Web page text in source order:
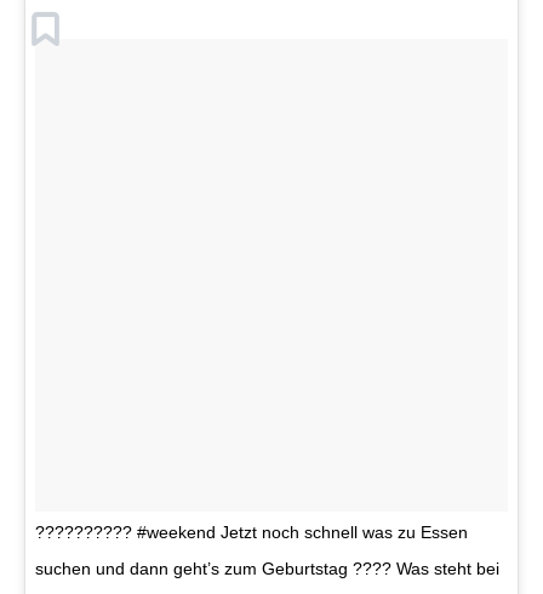
?????????? #weekend Jetzt noch schnell was zu Essen
suchen und dann geht’s zum Geburtstag ???? Was steht bei